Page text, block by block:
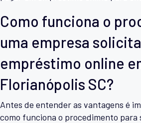
Como funciona o
uma empresa
empréstimo online
Florianópolis SC?
Antes de entender as vantagens é
como funciona o procedimento para